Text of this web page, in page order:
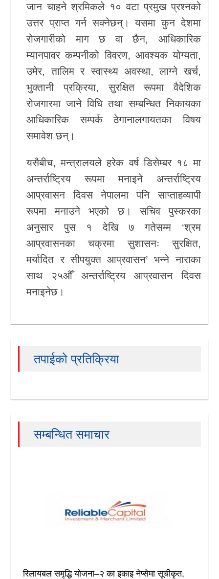
जान चाहने श्रमिकले १० वटा प्रमुख प्रश्नको
उत्तर प्राप्त गर्न सक्नेछन्। यसमा कुन देशमा
रोजगारीको माग छ वा छैन, आधिकारिक
म्यानपावर कम्पनीको विवरण, आवश्यक योग्यता,
उमेर, तालिम र स्वास्थ्य अवस्था, लाग्ने खर्च,
भुक्तानी प्रक्रिया, सुरक्षित रूपमा वैदेशिक
रोजगारमा जाने विधि तथा सम्बन्धित निकायका
आधिकारिक सम्पर्क ठेगानालगायतका विषय
समावेश छन्।
यसैबीच, मन्त्रालयले हरेक वर्ष डिसेम्बर १८ मा
अन्तर्राष्ट्रिय रूपमा मनाइने अन्तर्राष्ट्रिय
आप्रवासन दिवस नेपालमा पनि साप्ताहव्यापी
रूपमा मनाउने भएको छ। सचिव पुस्करका
अनुसार पुस १ देखि ७ गतेसम्म ‘श्रम
आप्रवासनका चक्रमा सुशासनः सुरक्षित,
मर्यादित र सीपयुक्त आप्रवासन’ भन्ने नाराका
साथ २५औँ अन्तर्राष्ट्रिय आप्रवासन दिवस
मनाइनेछ।
तपाईको प्रतिक्रिया
सम्बन्धित समाचार
रिलायबल समृद्धि योजना–२ का इकाइ नेप्सेमा सूचीकृत,